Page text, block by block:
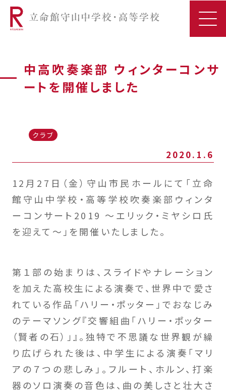
中高吹奏楽部 ウィンターコンサ
ートを開催しました
クラブ
2020.1.6
12月27日（金）守山市民ホールにて「立命
館守山中学校・高等学校吹奏楽部ウィンタ
ーコンサート2019 ～エリック・ミヤシロ氏
を迎えて～」を開催いたしました。
第１部の始まりは、スライドやナレーション
を加えた高校生による演奏で、世界中で愛さ
れている作品「ハリー・ポッター」でおなじみ
のテーマソング『交響組曲「ハリー・ポッター
（賢者の石）」』。独特で不思議な世界観が繰
り広げられた後は、中学生による演奏「マリ
アの７つの悲しみ」。フルート、ホルン、打楽
器のソロ演奏の音色は、曲の美しさと壮大さ